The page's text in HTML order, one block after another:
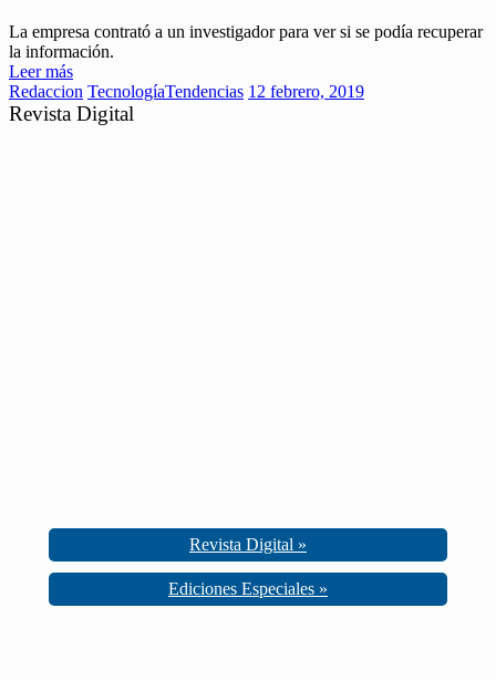
La empresa contrató a un investigador para ver si se podía recuperar
la información.
Leer más
Redaccion TecnologíaTendencias 12 febrero, 2019
Revista Digital
Revista Digital »
Ediciones Especiales »